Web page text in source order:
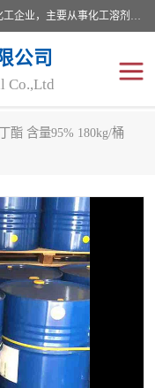
济南汇丰达化工有限公司是一家民营股份制精细化工企业，主要从事化工溶剂、药用辅料、合成中间体等深加工产品的研制开发、生产、销售和进出口贸易。主营产品：环氧丙烷，十二烷基苯，甲基磺酸，磺酸，DMF，DMAC，甘油，苯甲醇，乙酰氯，甲基丙烯酸，甲基丙烯酸甲酯，叔丁醇，异辛酸，二乙烯三胺，一乙，二乙‎，三乙醇胺，原乙酸三甲酯等化工产品及中间体。欢迎各界朋友洽谈咨询业务。
公司
Co.,Ltd
酯 含量95% 180kg/桶
化工原料
溶剂
烷基苯